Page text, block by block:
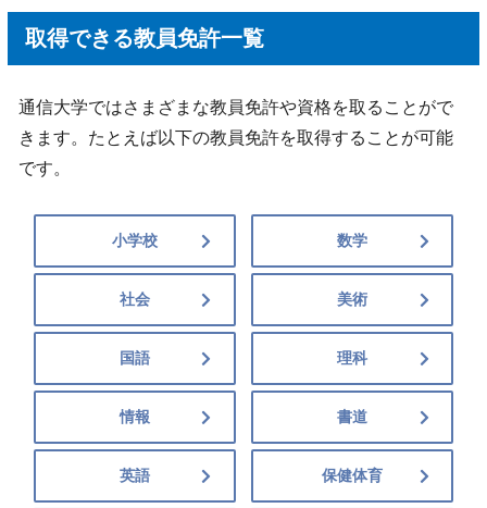
取得できる教員免許一覧
通信大学ではさまざまな教員免許や資格を取ることがで
きます。たとえば以下の教員免許を取得することが可能
です。
小学校 数学
社会 美術
国語 理科
情報 書道
英語 保健体育